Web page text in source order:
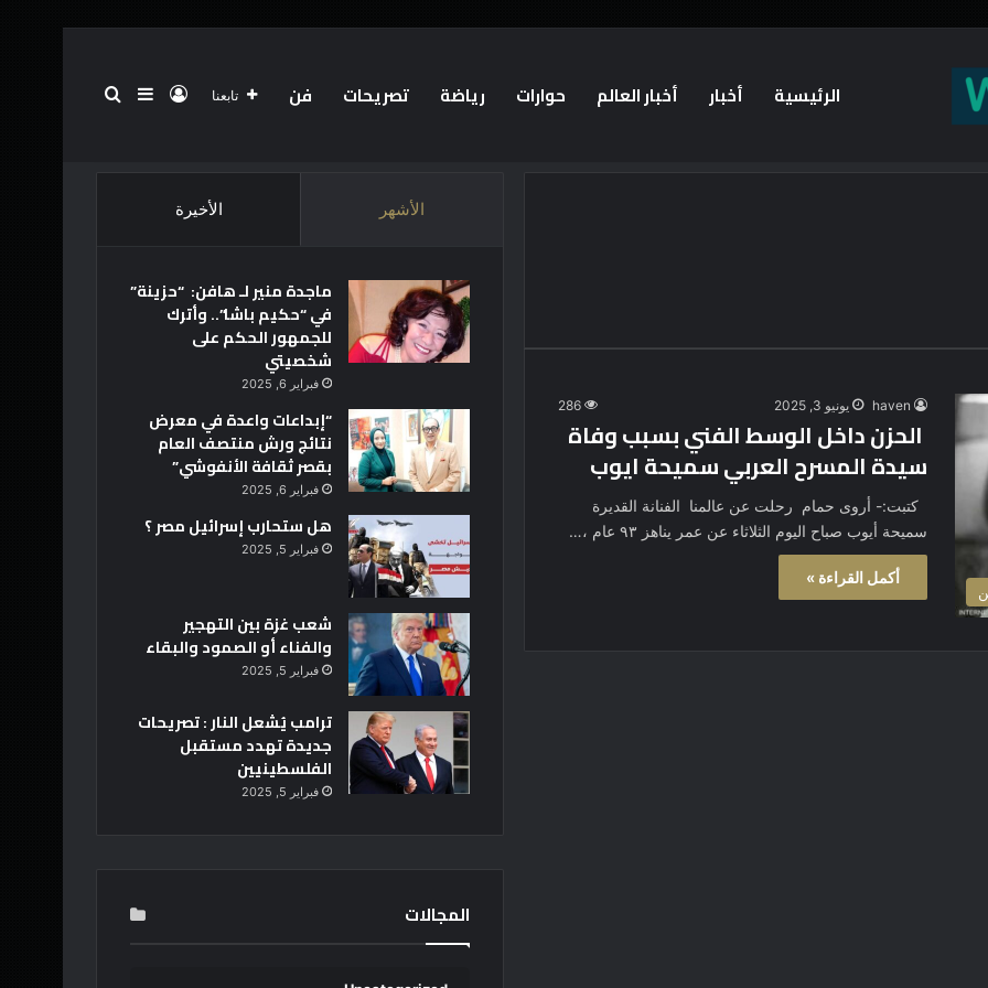
الرئيسية أخبار أخبار العالم حوارات رياضة تصريحات فن تابعنا تسجيل الدخول
إضافة عمود جانبي
haven يونيو 3, 2025 286
الحزن داخل الوسط الفني بسبب وفاة
سيدة المسرح العربي سميحة ايوب
كتبت:- أروى حمام رحلت عن عالمنا الفنانة القديرة
سميحة أيوب صباح اليوم الثلاثاء عن عمر يناهز ٩٣ عام ،…
أكمل القراءة »
الأشهر الأخيرة
ماجدة منير لـ هافن: “حزينة”
في “حكيم باشا”.. وأترك
للجمهور الحكم على
شخصيتي
فبراير 6, 2025
“إبداعات واعدة في معرض
نتائج ورش منتصف العام
بقصر ثقافة الأنفوشي”
فبراير 6, 2025
هل ستحارب إسرائيل مصر ؟
فبراير 5, 2025
شعب غزة بين التهجير
والفناء أو الصمود والبقاء
فبراير 5, 2025
ترامب يُشعل النار : تصريحات
جديدة تهدد مستقبل
الفلسطينيين
فبراير 5, 2025
المجالات